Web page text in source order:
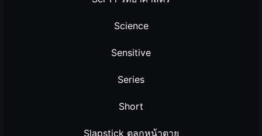
Science
Sensitive
Series
Short
Slapstick ตลกหน้าตาย